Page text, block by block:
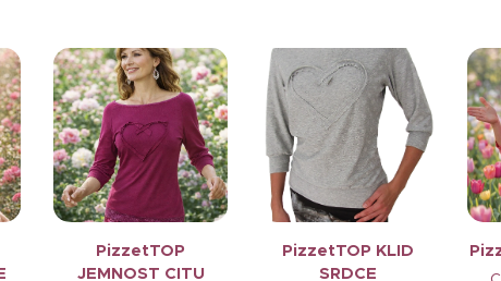
PizzetTOP
JEMNOST CITU
PizzetTOP KLID
SRDCE